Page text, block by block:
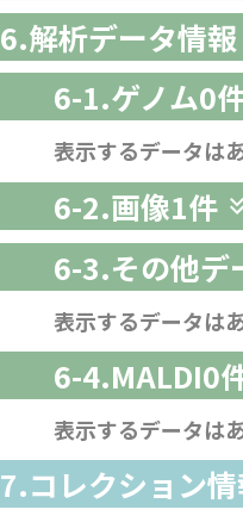
6.解析データ情報
6-1.ゲノム0
表示するデータは
6-2.画像1件
6-3.その他デ
表示するデータは
6-4.MALDI0
表示するデータは
7.コレクション